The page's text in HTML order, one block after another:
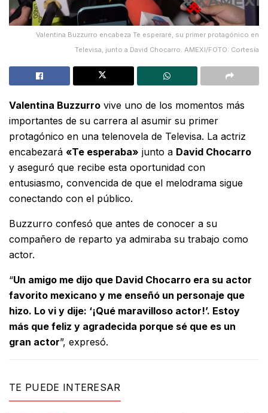
Valentina Buzzurro encabeza Te esperaré, su primer protagónico en
Televisa, junto a David Chocarro. AMEXI/FOTO: Cortesía
Valentina Buzzurro vive uno de los momentos más
importantes de su carrera al asumir su primer
protagónico en una telenovela de Televisa. La actriz
encabezará «Te esperaba» junto a David Chocarro
y aseguró que recibe esta oportunidad con
entusiasmo, convencida de que el melodrama sigue
conectando con el público.
Buzzurro confesó que antes de conocer a su
compañero de reparto ya admiraba su trabajo como
actor.
“Un amigo me dijo que David Chocarro era su actor
favorito mexicano y me enseñó un personaje que
hizo. Lo vi y dije: ‘¡Qué maravilloso actor!’. Estoy
más que feliz y agradecida porque sé que es un
gran actor”, expresó.
TE PUEDE INTERESAR